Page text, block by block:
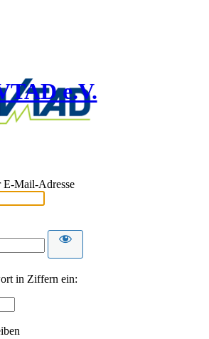
e.V.
E-Mail-Adresse
in Ziffern ein: